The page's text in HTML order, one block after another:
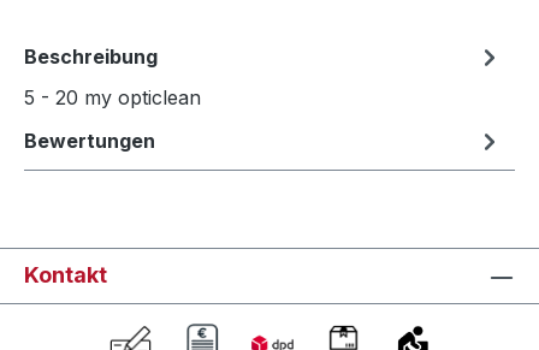
Beschreibung
5 - 20 my opticlean
Bewertungen
Kontakt